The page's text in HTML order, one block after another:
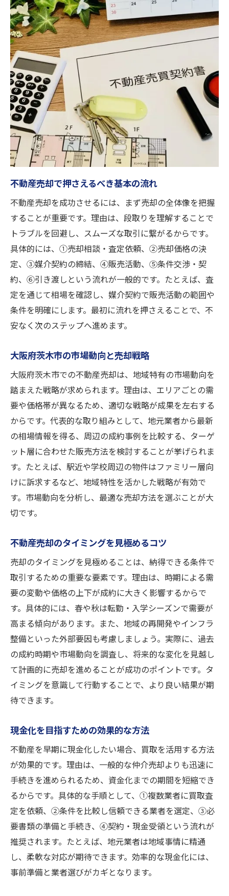
即金買取サービスを活用するメリット
不動産売却の流れと大阪府茨木市での実践ポイ
ント
不動産売却の基本ステップと事前準備
大阪府茨木市で実践できる売却方法
市場を意識した売却戦略の立て方
不動産売却時の必要書類と手続き
売却後のフォロー体制を確認しよう
買取希望者必見の不動産売却手順を徹底解説
不動産売却で買取を選ぶべきケース
買取と仲介の違いと選び方のポイント
売却価格の決まり方と交渉のコツ
スムーズな現金化を実現する方法
茨木市における適正な不動産売却相場の見極め
方
不動産売却時の相場調査の基本手順
茨木市の売却相場を知る情報収集法
相場より高く売るためのポイント解説
査定価格の根拠を理解して安心売却
不動産売却時の値下げ交渉対策
不動産売却を早めるための具体策とは
事前準備でトラブルを未然に防ぐ方法
売却活動中の問い合わせ対応ポイント
信頼できる業者と連携するメリット
売却にかかる費用とその内訳を確認
不動産売却で押さえるべき基本の流れ
不動産売却を成功させるには、まず売却の全体像を把握
することが重要です。理由は、段取りを理解することで
トラブルを回避し、スムーズな取引に繋がるからです。
具体的には、①売却相談・査定依頼、②売却価格の決
定、③媒介契約の締結、④販売活動、⑤条件交渉・契
約、⑥引き渡しという流れが一般的です。たとえば、査
定を通じて相場を確認し、媒介契約で販売活動の範囲や
条件を明確にします。最初に流れを押さえることで、不
安なく次のステップへ進めます。
大阪府茨木市の市場動向と売却戦略
大阪府茨木市での不動産売却は、地域特有の市場動向を
踏まえた戦略が求められます。理由は、エリアごとの需
要や価格帯が異なるため、適切な戦略が成果を左右する
からです。代表的な取り組みとして、地元業者から最新
の相場情報を得る、周辺の成約事例を比較する、ターゲ
ット層に合わせた販売方法を検討することが挙げられま
す。たとえば、駅近や学校周辺の物件はファミリー層向
けに訴求するなど、地域特性を活かした戦略が有効で
す。市場動向を分析し、最適な売却方法を選ぶことが大
切です。
不動産売却のタイミングを見極めるコツ
売却のタイミングを見極めることは、納得できる条件で
取引するための重要な要素です。理由は、時期による需
要の変動や価格の上下が成約に大きく影響するからで
す。具体的には、春や秋は転勤・入学シーズンで需要が
高まる傾向があります。また、地域の再開発やインフラ
整備といった外部要因も考慮しましょう。実際に、過去
の成約時期や市場動向を調査し、将来的な変化を見越し
て計画的に売却を進めることが成功のポイントです。タ
イミングを意識して行動することで、より良い結果が期
待できます。
現金化を目指すための効果的な方法
不動産を早期に現金化したい場合、買取を活用する方法
が効果的です。理由は、一般的な仲介売却よりも迅速に
手続きを進められるため、資金化までの期間を短縮でき
るからです。具体的な手順として、①複数業者に買取査
定を依頼、②条件を比較し信頼できる業者を選定、③必
要書類の準備と手続き、④契約・現金受領という流れが
推奨されます。たとえば、地元業者は地域事情に精通
し、柔軟な対応が期待できます。効率的な現金化には、
事前準備と業者選びがカギとなります。